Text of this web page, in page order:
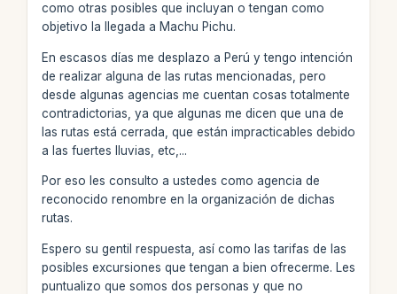
como otras posibles que incluyan o tengan como
objetivo la llegada a Machu Pichu.
En escasos días me desplazo a Perú y tengo intención
de realizar alguna de las rutas mencionadas, pero
desde algunas agencias me cuentan cosas totalmente
contradictorias, ya que algunas me dicen que una de
las rutas está cerrada, que están impracticables debido
a las fuertes lluvias, etc,...
Por eso les consulto a ustedes como agencia de
reconocido renombre en la organización de dichas
rutas.
Espero su gentil respuesta, así como las tarifas de las
posibles excursiones que tengan a bien ofrecerme. Les
puntualizo que somos dos personas y que no